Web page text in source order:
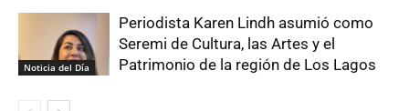
Noticia del Día
Periodista Karen Lindh asumió como
Seremi de Cultura, las Artes y el
Patrimonio de la región de Los Lagos